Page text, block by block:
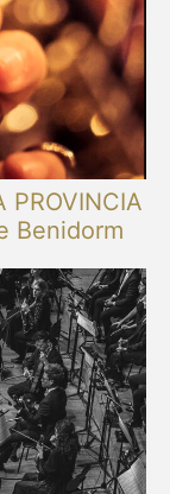
PROVINCIA
Benidorm